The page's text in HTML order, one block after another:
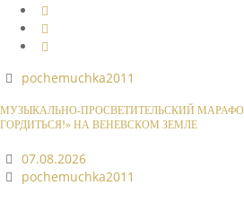
pochemuchka2011
МУЗЫКАЛЬНО-ПРОСВЕТИТЕЛЬСКИЙ
ГОРДИТЬСЯ!» НА ВЕНЕВСКОМ ЗЕМЛЕ
07.08.2026
pochemuchka2011